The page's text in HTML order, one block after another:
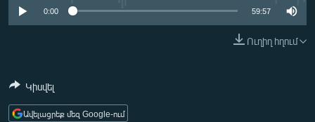
ՄԻՋԱԶԳԱՅԻՆ
ՄԵԿՆԱԲԱՆՈՒԹՅՈՒՆ
ՏՏ ԵՒ ԻՆՏԵՐՆԵՏ
0:00 59:57
Ուղիղ հղում
Կիսվել
Ավելացրեք մեզ Google-ում